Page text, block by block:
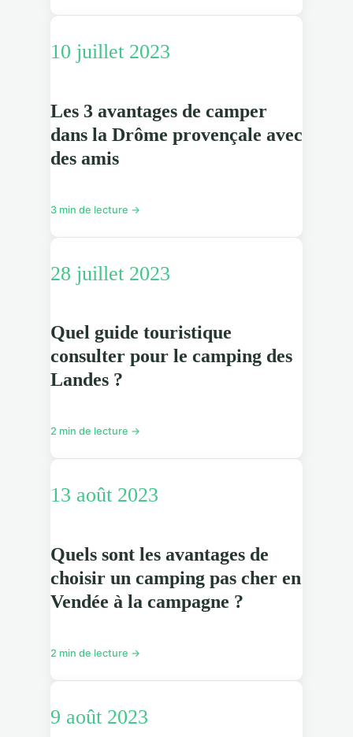
10 juillet 2023
Les 3 avantages de camper
dans la Drôme provençale avec
des amis
3 min de lecture →
28 juillet 2023
Quel guide touristique
consulter pour le camping des
Landes ?
2 min de lecture →
13 août 2023
Quels sont les avantages de
choisir un camping pas cher en
Vendée à la campagne ?
2 min de lecture →
9 août 2023